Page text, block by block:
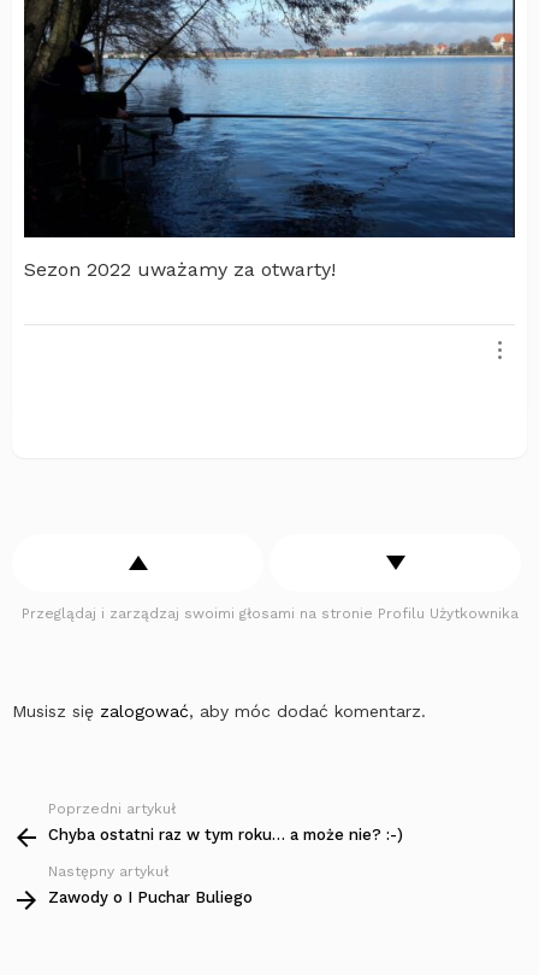
Sezon 2022 uważamy za otwarty!
Przeglądaj i zarządzaj swoimi głosami na stronie Profilu Użytkownika
Musisz się zalogować, aby móc dodać komentarz.
Zobacz
więcej
Poprzedni artykuł
Chyba ostatni raz w tym roku… a może nie? :-)
Następny artykuł
Zawody o I Puchar Buliego